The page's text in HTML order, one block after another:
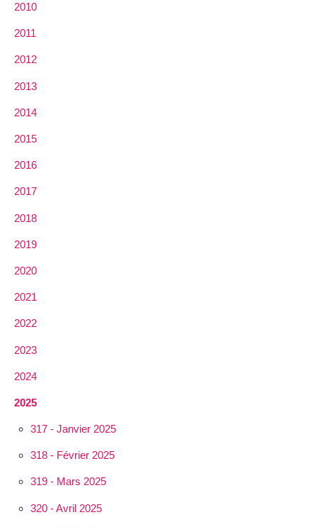
2010
2011
2012
2013
2014
2015
2016
2017
2018
2019
2020
2021
2022
2023
2024
2025
317 - Janvier 2025
318 - Février 2025
319 - Mars 2025
320 - Avril 2025